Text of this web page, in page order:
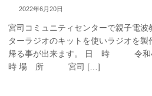
2022年6月20日
宮司コミュニティセンターで親子電
ターラジオのキットを使いラジオを
帰る事が出来ます。 日 時 令和4
時 場 所 宮司 […]